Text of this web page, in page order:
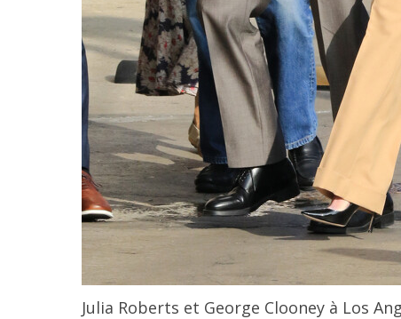
Julia Roberts et George Clooney à Los